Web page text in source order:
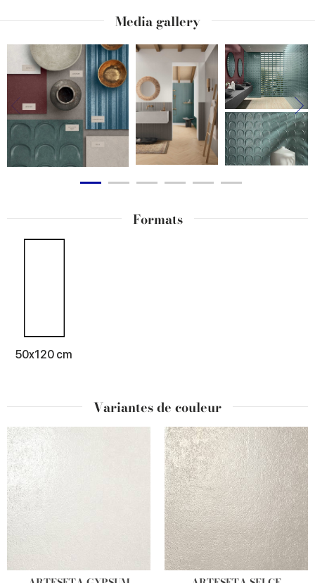
s’adapte à des combinaisons infinies, même dans des
espaces soumis à l’humidité ou à un usage fréquent.
La facilité de pose et d’entretien, associée à la possibilité
d’intégration avec d’autres collections Marca Corona, fait
d’Arteseta une solution polyvalente pour des espaces
résidentiels et commerciaux qui recherchent caractère,
confort et esprit contemporain.
Media gallery
Formats
50x120 cm
Variantes de couleur